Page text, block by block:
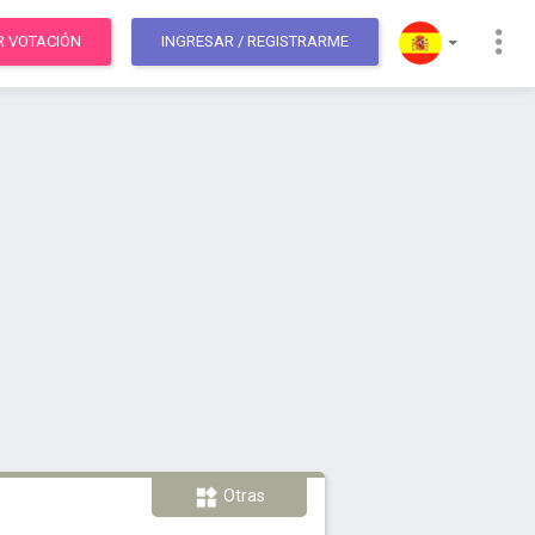
VOTACIÓN INGRESAR / REGISTRARME
Otras